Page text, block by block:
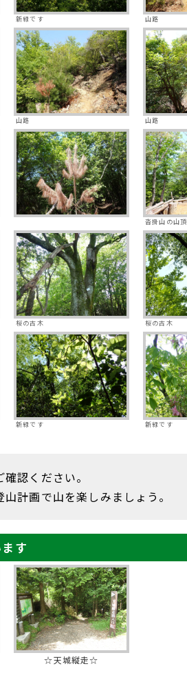
新緑です 山路
山路 山路
沓掛山の山頂
桜の古木 桜の古木
新緑です 新緑です
認ください。
計画で山を楽しみましょう。
す
☆天城縦走☆